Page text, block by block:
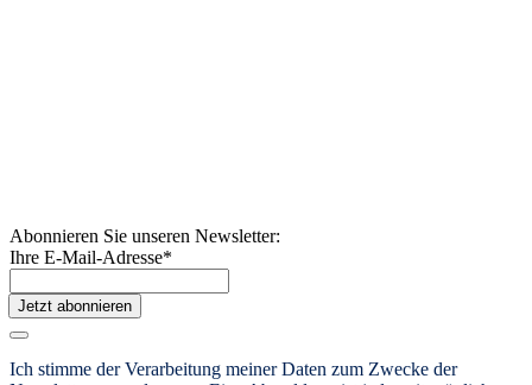
Abonnieren Sie unseren Newsletter:
Ihre E-Mail-Adresse*
Jetzt abonnieren
Ich stimme der Verarbeitung meiner Daten zum Zwecke der